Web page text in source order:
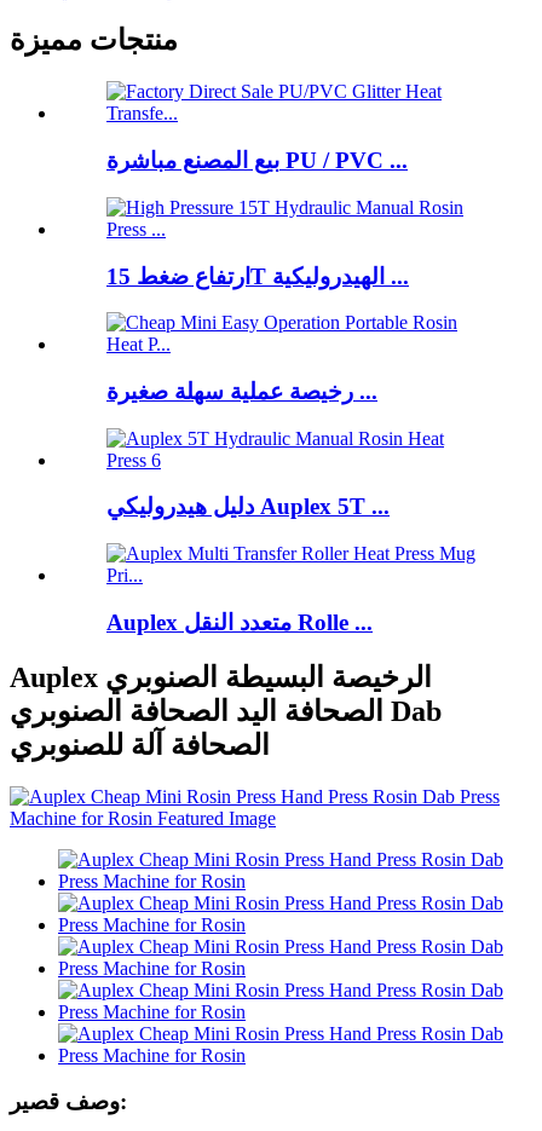
منتجات مميزة
بيع المصنع مباشرة PU / PVC ...
ارتفاع ضغط 15T الهيدروليكية ...
رخيصة عملية سهلة صغيرة ...
دليل هيدروليكي Auplex 5T ...
Auplex متعدد النقل Rolle ...
Auplex الرخيصة البسيطة الصنوبري
الصحافة اليد الصحافة الصنوبري Dab
الصحافة آلة للصنوبري
وصف قصير: